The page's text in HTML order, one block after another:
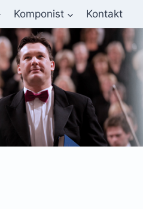
Komponist Kontakt